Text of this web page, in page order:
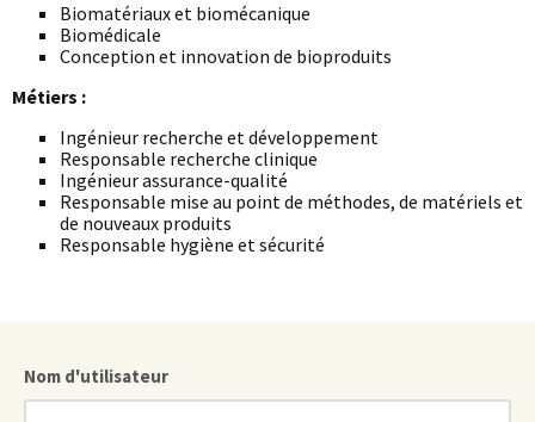
Biomatériaux et biomécanique
Biomédicale
Conception et innovation de bioproduits
Métiers :
Ingénieur recherche et développement
Responsable recherche clinique
Ingénieur assurance-qualité
Responsable mise au point de méthodes, de matériels et
de nouveaux produits
Responsable hygiène et sécurité
Nom d'utilisateur